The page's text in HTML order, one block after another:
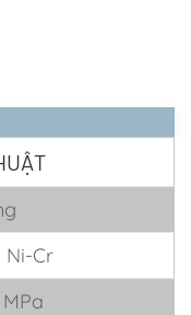
Cr
MPa